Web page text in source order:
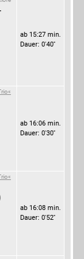
ab 15:27 min.
Dauer: 0'40''
ab 16:06 min.
Dauer: 0'30''
ab 16:08 min.
Dauer: 0'52''